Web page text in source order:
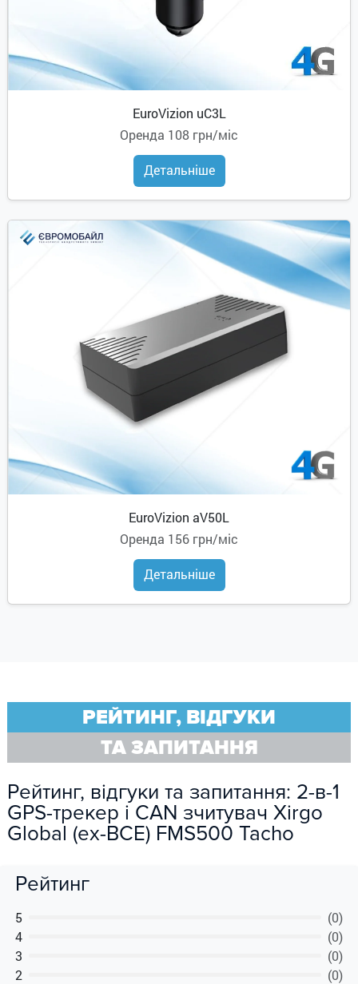
EuroVizion uC3L
Оренда 108 грн/міс
Детальніше
EuroVizion aV50L
Оренда 156 грн/міс
Детальніше
РЕЙТИНГ, ВІДГУКИ
ТА ЗАПИТАННЯ
Рейтинг, відгуки та запитання: 2-в-1
GPS-трекер і CAN зчитувач Xirgo
Global (ex-BCE) FMS500 Tacho
Рейтинг
5
(0)
4
(0)
3
(0)
2
(0)